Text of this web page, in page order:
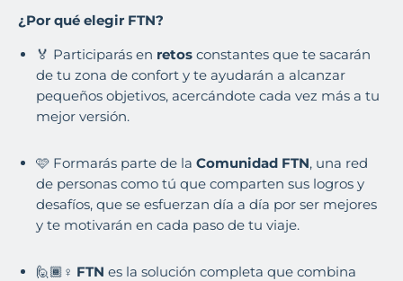
¿Por qué elegir FTN?
🏅 Participarás en retos constantes que te sacarán
de tu zona de confort y te ayudarán a alcanzar
pequeños objetivos, acercándote cada vez más a tu
mejor versión.
🩷 Formarás parte de la Comunidad FTN, una red
de personas como tú que comparten sus logros y
desafíos, que se esfuerzan día a día por ser mejores
y te motivarán en cada paso de tu viaje.
🙋🏾♀️ FTN es la solución completa que combina